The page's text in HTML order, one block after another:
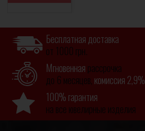
Бесплатная доставка
от 1000 грн.
Мгновенная рассрочка
до 6 месяцев, комиссия 2,9%
100% гарантия
на все ювелирные изделия